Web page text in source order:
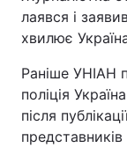
лаявся і
хвилює
Раніше УНІАН
поліція
після